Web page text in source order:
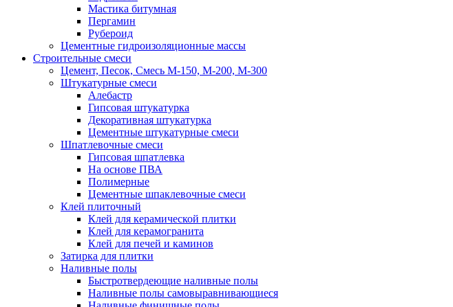
Мастика битумная
Пергамин
Рубероид
Цементные гидроизоляционные массы
Строительные смеси
Цемент, Песок, Смесь М-150, М-200, М-300
Штукатурные смеси
Алебастр
Гипсовая штукатурка
Декоративная штукатурка
Цементные штукатурные смеси
Шпатлевочные смеси
Гипсовая шпатлевка
На основе ПВА
Полимерные
Цементные шпаклевочные смеси
Клей плиточный
Клей для керамической плитки
Клей для керамогранита
Клей для печей и каминов
Затирка для плитки
Наливные полы
Быстротвердеющие наливные полы
Наливные полы самовыравнивающиеся